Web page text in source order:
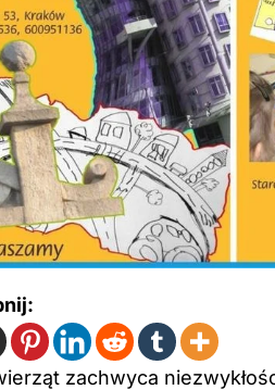
zachwyca